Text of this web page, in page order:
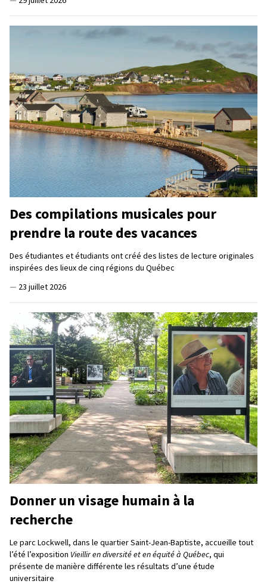
Des compilations musicales pour
prendre la route des vacances
Des étudiantes et étudiants ont créé des listes de lecture originales
inspirées des lieux de cinq régions du Québec
— 23 juillet 2026
Donner un visage humain à la
recherche
Le parc Lockwell, dans le quartier Saint-Jean-Baptiste, accueille tout
l’été l’exposition Vieillir en diversité et en équité à Québec, qui
présente de manière différente les résultats d’une étude
universitaire